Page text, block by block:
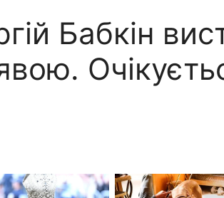
Бабкін